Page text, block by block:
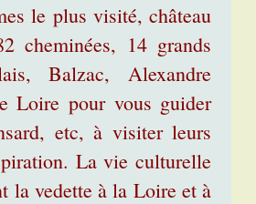
le plus visité, château
cheminées, 14 grands
Balzac, Alexandre
Loire pour vous guider
etc, à visiter leurs
La vie culturelle
la vedette à la Loire et à